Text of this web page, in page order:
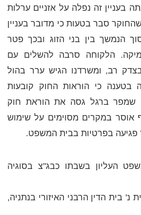
בעניין זה נפלה על אזניים ערלות
סבר בטעות כי מדובר בעניין
הנמשך בין בני הזוג ובכך פטר
הלקוחה סרבה להשלים עם
רב, ומשרדנו הגיש ערר בהול
בטענה כי הוראות החוק קובעות
שמפר ברגל גסה את הוראת חוק
אוסר במקרים מסוימים על שימוש
פגיעה בפרטיות בבית המשפט.
העליון בשבתו כבג"צ בסוגיה
04 פלונית נ' בית הדין הרבני האיזורי בנתניה,